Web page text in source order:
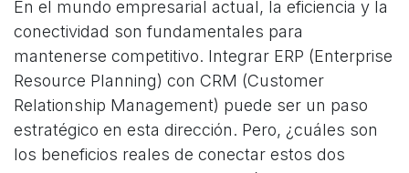
En el mundo empresarial actual, la eficiencia y la
conectividad son fundamentales para
mantenerse competitivo. Integrar ERP (Enterprise
Resource Planning) con CRM (Customer
Relationship Management) puede ser un paso
estratégico en esta dirección. Pero, ¿cuáles son
los beneficios reales de conectar estos dos